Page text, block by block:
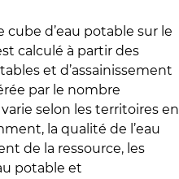
d’eau potable sur le
calculé à partir des
et d’assainissement
par le nombre
selon les territoires en
la qualité de l’eau
de la ressource, les
potable et